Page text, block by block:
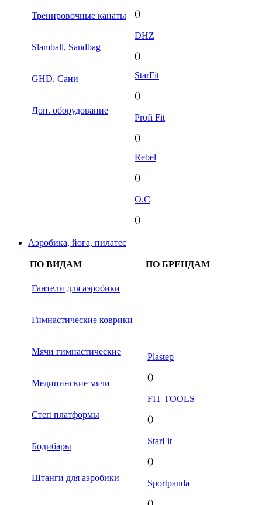
Тренировочные канаты
Slamball, Sandbag
GHD, Сани
Доп. оборудование
()
DHZ
()
StarFit
()
Profi Fit
()
Rebel
()
O.C
()
Аэробика, йога, пилатес
ПО ВИДАМ ПО БРЕНДАМ
Гантели для аэробики
Гимнастические коврики
Мячи гимнастические
Медицинские мячи
Степ платформы
Бодибары
Штанги для аэробики
Plastep
()
FIT TOOLS
()
StarFit
()
Sportpanda
()